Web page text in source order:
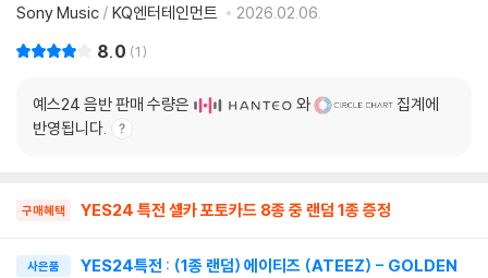
Sony Music / KQ엔터테인먼트 2026.02.06.
8.0 1
예스24 음반 판매 수량은 와
집계에
반영됩니다.
구매혜택 YES24 특전 셀카 포토카드 8종 중 랜덤 1종 증정
사은품
YES24특전 : (1종 랜덤) 에이티즈 (ATEEZ) - GOLDEN